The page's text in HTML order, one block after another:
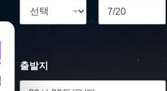
출발지